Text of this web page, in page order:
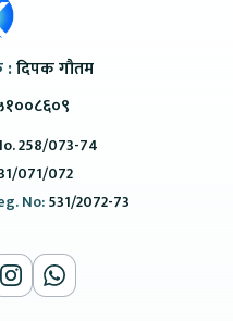
:दिपक गौतम
258/073-74
071/072
No:531/2072-73